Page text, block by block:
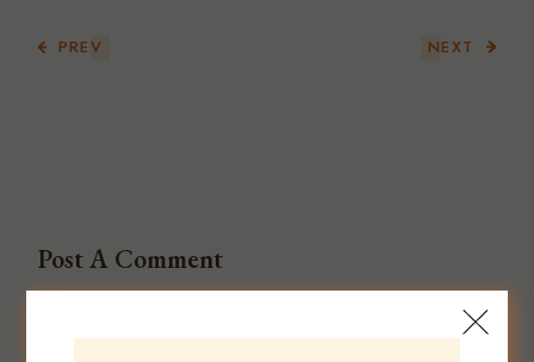
PREV NEXT
Post A Comment
Required fields are marked*